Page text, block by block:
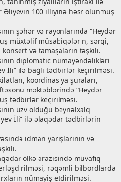
Əliyevin 100 illiyinə həsr olunmuş
şəhər və rayonlarında “Heydər
müxtəlif müsabiqələrin, sərgi,
və tamaşaların təşkili.
diplomatic nümayəndəlikləri
İli” ilə bağlı tədbirlər keçirilməsi.
koordinasiya şuraları,
məktəblərində “Heydər
tədbirlər keçirilməsi.
üzv olduğu beynəlxalq
İli” ilə əlaqədar tədbirlərin
idman yarışlarının və
ölkə ərazisində müvafiq
rəqəmli bilbordlarda
nümayiş etdirilməsi.